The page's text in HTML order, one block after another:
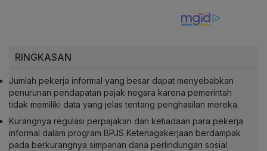
RINGKASAN
Jumlah pekerja informal yang besar dapat menyebabkan
penurunan pendapatan pajak negara karena pemerintah
tidak memiliki data yang jelas tentang penghasilan mereka.
Kurangnya regulasi perpajakan dan ketiadaan para pekerja
informal dalam program BPJS Ketenagakerjaan berdampak
pada berkurangnya simpanan dana perlindungan sosial.